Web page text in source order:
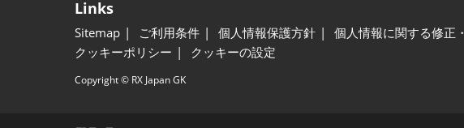
Links
Sitemap ご利用条件 個人情報保護方針 個人情報に関する修正
クッキーポリシー
クッキーの設定
Copyright © RX Japan GK